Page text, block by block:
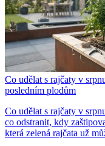
Co udělat s rajčaty v
posledním plodům
Co udělat s rajčaty v
co odstranit, kdy
která zelená rajčata už